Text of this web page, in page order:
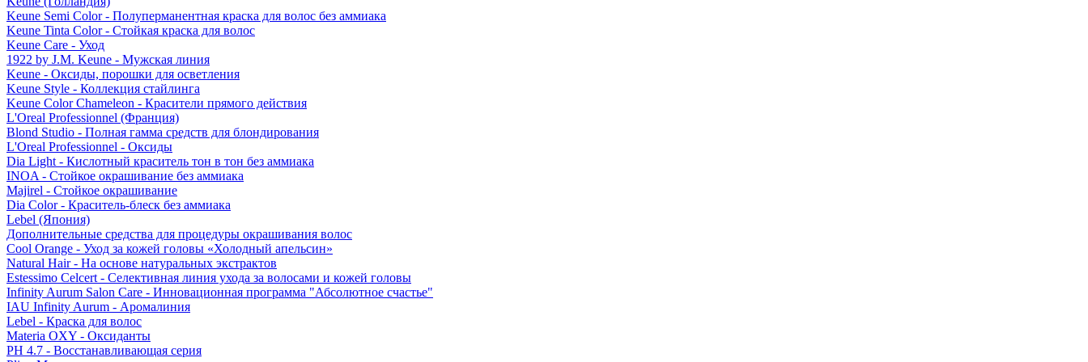
Keune Semi Color - Полуперманентная краска для волос без аммиака
Keune Tinta Color - Стойкая краска для волос
Keune Care - Уход
1922 by J.M. Keune - Мужская линия
Keune - Оксиды, порошки для осветления
Keune Style - Коллекция стайлинга
Keune Color Chameleon - Красители прямого действия
L'Oreal Professionnel (Франция)
Blond Studio - Полная гамма средств для блондирования
L'Oreal Professionnel - Оксиды
Dia Light - Кислотный краситель тон в тон без аммиака
INOA - Стойкое окрашивание без аммиака
Majirel - Стойкое окрашивание
Dia Color - Краситель-блеск без аммиака
Lebel (Япония)
Дополнительные средства для процедуры окрашивания волос
Cool Orange - Уход за кожей головы «Холодный апельсин»
Natural Hair - На основе натуральных экстрактов
Estessimo Celcert - Селективная линия ухода за волосами и кожей головы
Infinity Aurum Salon Care - Инновационная программа "Абсолютное счастье"
IAU Infinity Aurum - Аромалиния
Lebel - Краска для волос
Materia OXY - Оксиданты
PH 4.7 - Восстанавливающая серия